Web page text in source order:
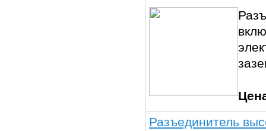
Разъединитель